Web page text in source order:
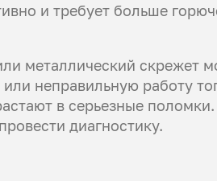
и требует больше
металлический скрежет
неправильную работу
в серьезные
диагностику.